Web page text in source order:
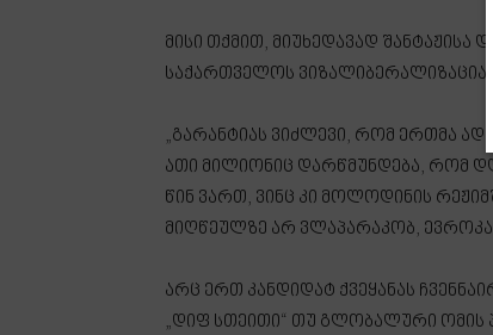
მისი თქმით, მიუხედავად შანტაჟისა
საქართველოს ვიზალიბერალიზაცია
„გარანტიას ვიძლევი, რომ ერთმა
ათი მილიონიც დარწმუნდება, რომ
წინ ვართ, ვინც კი მოლოდინის
მიღწეულზე არ ვლაპარაკობ,
არც ერთ კანდიდატ ქვეყანას
„დიფ სთეითი“ თუ გლობალური ომის